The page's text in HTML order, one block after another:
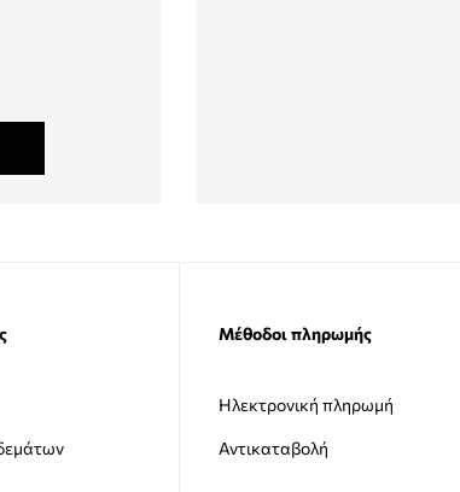
Μέθοδοι πληρωμής
Ηλεκτρονική πληρωμή
Αντικαταβολή